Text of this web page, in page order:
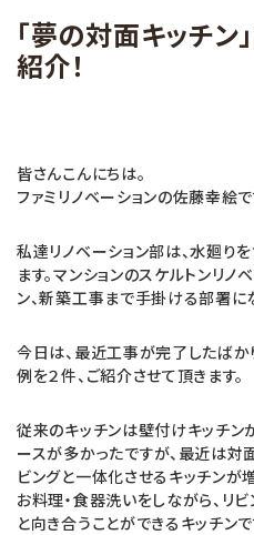
「夢の対面キッチン
紹介！
皆さんこんにちは。
ファミリノベーションの佐藤幸絵で
私達リノベーション部は、水廻り
ます。マンションのスケルトンリノ
ン、新築工事まで手掛ける部署に
今日は、最近工事が完了したばか
例を２件、ご紹介させて頂きます。
従来のキッチンは壁付けキッチン
ースが多かったですが、最近は対
ビングと一体化させるキッチンが
お料理・食器洗いをしながら、リ
と向き合うことができるキッチンで